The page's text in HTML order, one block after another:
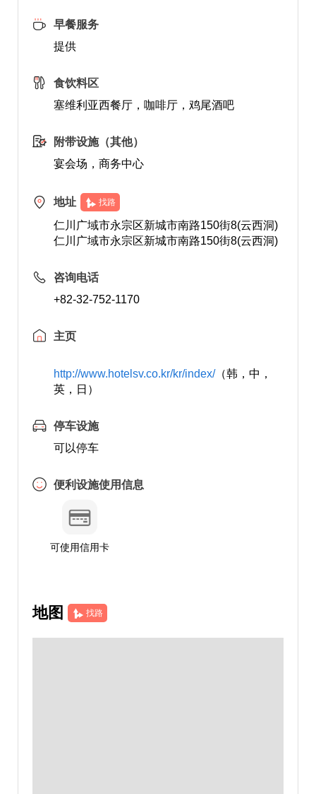
早餐服务
提供
食饮料区
塞维利亚西餐厅，咖啡厅，鸡尾酒吧
附带设施（其他）
宴会场，商务中心
地址 找路
仁川广域市永宗区新城市南路150街8(云西洞)
仁川广域市永宗区新城市南路150街8(云西洞)
咨询电话
+82-32-752-1170
主页
http://www.hotelsv.co.kr/kr/index/（韩，中，
英，日）
停车设施
可以停车
便利设施使用信息
可使用信用卡
地图 找路